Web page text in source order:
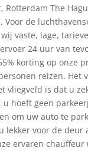
Rotterdam The
Voor de
vaste, lage,
24 uur van
korting op onze
reizen. Het
vliegveld is dat u
hoeft geen
om uw auto te
lekker voor de deur
ervaren chauffeur